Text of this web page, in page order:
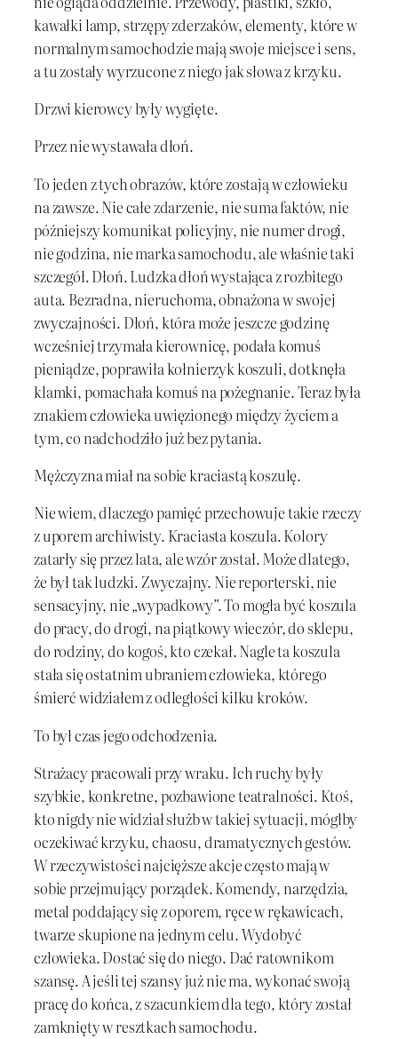
kawałki lamp, strzępy zderzaków, elementy, które w
normalnym samochodzie mają swoje miejsce i sens,
a tu zostały wyrzucone z niego jak słowa z krzyku.
Drzwi kierowcy były wygięte.
Przez nie wystawała dłoń.
To jeden z tych obrazów, które zostają w człowieku
na zawsze. Nie całe zdarzenie, nie suma faktów, nie
późniejszy komunikat policyjny, nie numer drogi,
nie godzina, nie marka samochodu, ale właśnie taki
szczegół. Dłoń. Ludzka dłoń wystająca z rozbitego
auta. Bezradna, nieruchoma, obnażona w swojej
zwyczajności. Dłoń, która może jeszcze godzinę
wcześniej trzymała kierownicę, podała komuś
pieniądze, poprawiła kołnierzyk koszuli, dotknęła
klamki, pomachała komuś na pożegnanie. Teraz była
znakiem człowieka uwięzionego między życiem a
tym, co nadchodziło już bez pytania.
Mężczyzna miał na sobie kraciastą koszulę.
Nie wiem, dlaczego pamięć przechowuje takie rzeczy
z uporem archiwisty. Kraciasta koszula. Kolory
zatarły się przez lata, ale wzór został. Może dlatego,
że był tak ludzki. Zwyczajny. Nie reporterski, nie
sensacyjny, nie „wypadkowy”. To mogła być koszula
do pracy, do drogi, na piątkowy wieczór, do sklepu,
do rodziny, do kogoś, kto czekał. Nagle ta koszula
stała się ostatnim ubraniem człowieka, którego
śmierć widziałem z odległości kilku kroków.
To był czas jego odchodzenia.
Strażacy pracowali przy wraku. Ich ruchy były
szybkie, konkretne, pozbawione teatralności. Ktoś,
kto nigdy nie widział służb w takiej sytuacji, mógłby
oczekiwać krzyku, chaosu, dramatycznych gestów.
W rzeczywistości najcięższe akcje często mają w
sobie przejmujący porządek. Komendy, narzędzia,
metal poddający się z oporem, ręce w rękawicach,
twarze skupione na jednym celu. Wydobyć
człowieka. Dostać się do niego. Dać ratownikom
szansę. A jeśli tej szansy już nie ma, wykonać swoją
pracę do końca, z szacunkiem dla tego, który został
zamknięty w resztkach samochodu.